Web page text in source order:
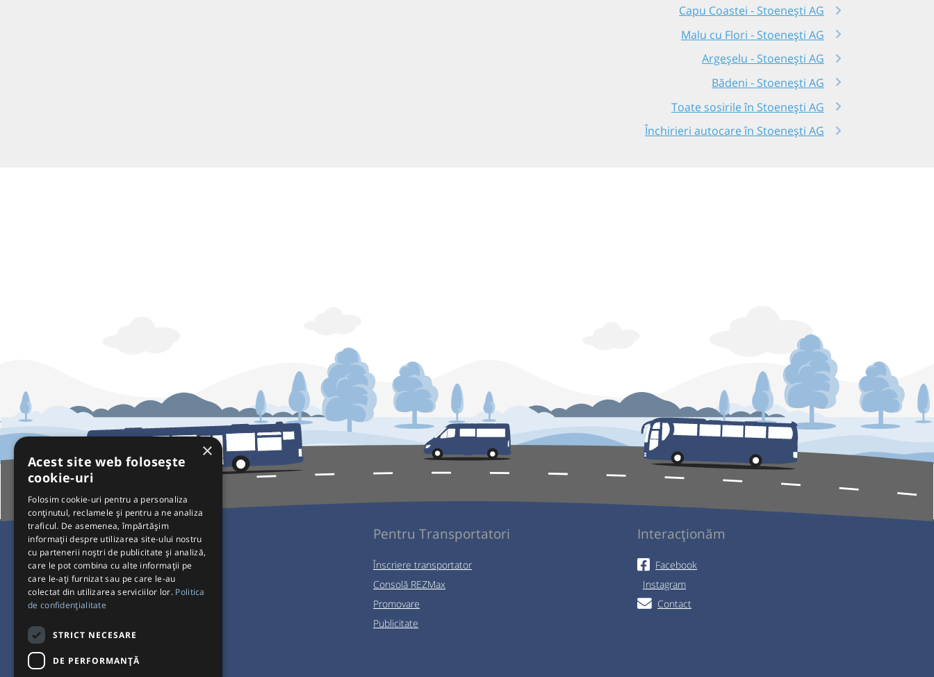
Capu Coastei - Stoenești AG
Malu cu Flori - Stoenești AG
Argeșelu - Stoenești AG
Bădeni - Stoenești AG
Toate sosirile în Stoenești AG
Închirieri autocare în Stoenești AG
Pentru Călători
Curse autobuz
Plecări/Sosiri
Setări de cookie-uri
Pentru Transportatori
Înscriere transportator
Consolă REZMax
Promovare
Publicitate
Interacționăm
Facebook
Instagram
Contact
×
Acest site web folosește
cookie-uri
Folosim cookie-uri pentru a personaliza
conținutul, reclamele și pentru a ne analiza
traficul. De asemenea, împărtășim
informații despre utilizarea site-ului nostru
cu partenerii noștri de publicitate și analiză,
care le pot combina cu alte informații pe
care le-ați furnizat sau pe care le-au
colectat din utilizarea serviciilor lor. Politica
de confidențialitate
STRICT NECESARE
DE PERFORMANȚĂ